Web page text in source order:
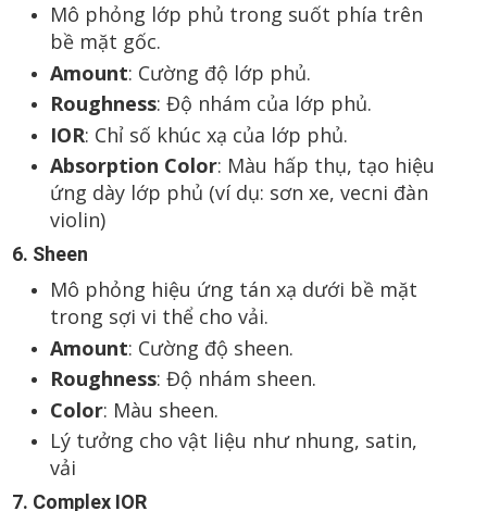
Mô phỏng lớp phủ trong suốt phía trên
bề mặt gốc.
Amount: Cường độ lớp phủ.
Roughness: Độ nhám của lớp phủ.
IOR: Chỉ số khúc xạ của lớp phủ.
Absorption Color: Màu hấp thụ, tạo hiệu
ứng dày lớp phủ (ví dụ: sơn xe, vecni đàn
violin)
6. Sheen
Mô phỏng hiệu ứng tán xạ dưới bề mặt
trong sợi vi thể cho vải.
Amount: Cường độ sheen.
Roughness: Độ nhám sheen.
Color: Màu sheen.
Lý tưởng cho vật liệu như nhung, satin,
vải
7. Complex IOR